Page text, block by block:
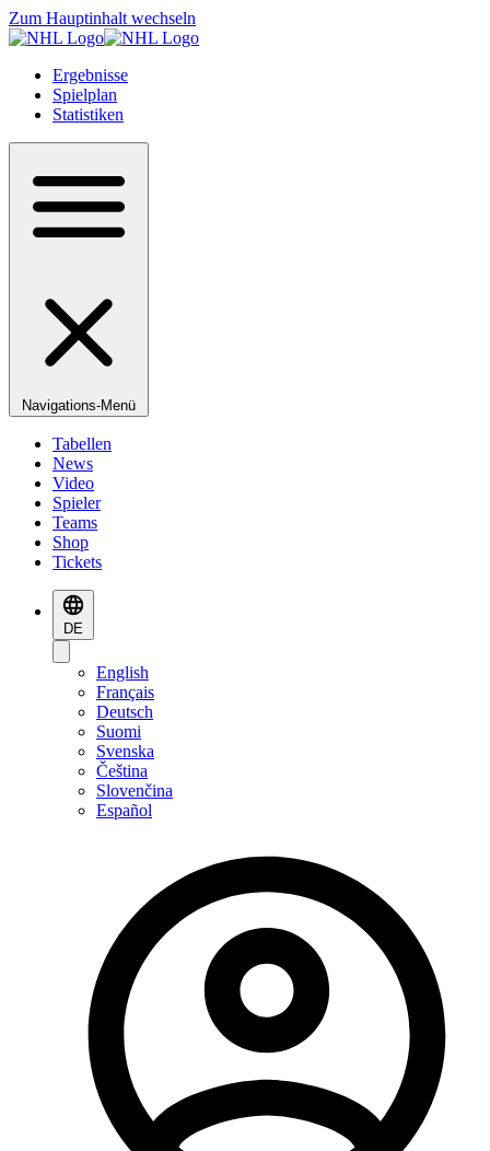
Zum Hauptinhalt wechseln
Ergebnisse
Spielplan
Statistiken
Navigations-Menü
Tabellen
News
Video
Spieler
Teams
Shop
Tickets
DE
English
Français
Deutsch
Suomi
Svenska
Čeština
Slovenčina
Español